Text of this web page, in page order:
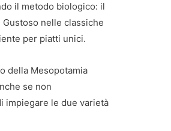
il metodo biologico: il
nelle classiche
per piatti unici.
della Mesopotamia
se non
impiegare le due varietà